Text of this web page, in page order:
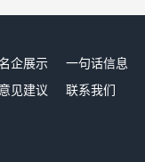
名企展示 一句话信息
意见建议 联系我们